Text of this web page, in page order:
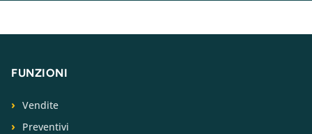
FUNZIONI
Vendite
Preventivi